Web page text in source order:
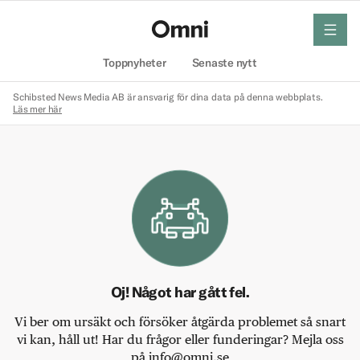
Toppnyheter Senaste nytt
meny
Schibsted News Media AB är ansvarig för dina data på denna webbplats.
Läs mer här
Oj! Något har gått fel.
Vi ber om ursäkt och försöker åtgärda problemet så snart
vi kan, håll ut! Har du frågor eller funderingar? Mejla oss